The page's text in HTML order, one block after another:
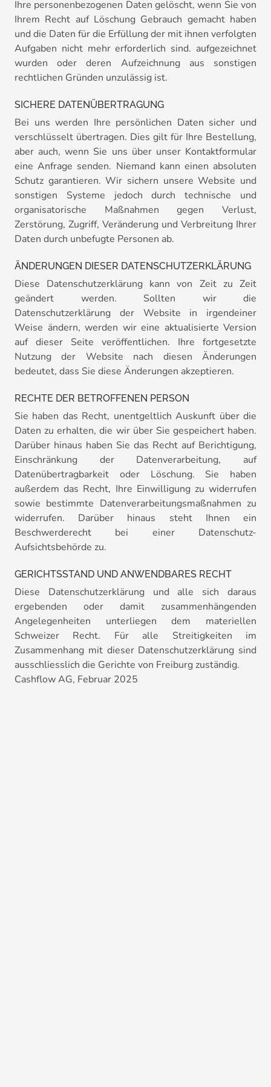
Ihre personenbezogenen Daten gelöscht, wenn Sie von
Ihrem Recht auf Löschung Gebrauch gemacht haben
und die Daten für die Erfüllung der mit ihnen verfolgten
Aufgaben nicht mehr erforderlich sind. aufgezeichnet
wurden oder deren Aufzeichnung aus sonstigen
rechtlichen Gründen unzulässig ist.
SICHERE DATENÜBERTRAGUNG
Bei uns werden Ihre persönlichen Daten sicher und
verschlüsselt übertragen. Dies gilt für Ihre Bestellung,
aber auch, wenn Sie uns über unser Kontaktformular
eine Anfrage senden. Niemand kann einen absoluten
Schutz garantieren. Wir sichern unsere Website und
sonstigen Systeme jedoch durch technische und
organisatorische Maßnahmen gegen Verlust,
Zerstörung, Zugriff, Veränderung und Verbreitung Ihrer
Daten durch unbefugte Personen ab.
ÄNDERUNGEN DIESER DATENSCHUTZERKLÄRUNG
Diese Datenschutzerklärung kann von Zeit zu Zeit
geändert werden. Sollten wir die
Datenschutzerklärung der Website in irgendeiner
Weise ändern, werden wir eine aktualisierte Version
auf dieser Seite veröffentlichen. Ihre fortgesetzte
Nutzung der Website nach diesen Änderungen
bedeutet, dass Sie diese Änderungen akzeptieren.
RECHTE DER BETROFFENEN PERSON
Sie haben das Recht, unentgeltlich Auskunft über die
Daten zu erhalten, die wir über Sie gespeichert haben.
Darüber hinaus haben Sie das Recht auf Berichtigung,
Einschränkung der Datenverarbeitung, auf
Datenübertragbarkeit oder Löschung. Sie haben
außerdem das Recht, Ihre Einwilligung zu widerrufen
sowie bestimmte Datenverarbeitungsmaßnahmen zu
widerrufen. Darüber hinaus steht Ihnen ein
Beschwerderecht bei einer Datenschutz-
Aufsichtsbehörde zu.
GERICHTSSTAND UND ANWENDBARES RECHT
Diese Datenschutzerklärung und alle sich daraus
ergebenden oder damit zusammenhängenden
Angelegenheiten unterliegen dem materiellen
Schweizer Recht. Für alle Streitigkeiten im
Zusammenhang mit dieser Datenschutzerklärung sind
ausschliesslich die Gerichte von Freiburg zuständig.
Cashflow AG, Februar 2025